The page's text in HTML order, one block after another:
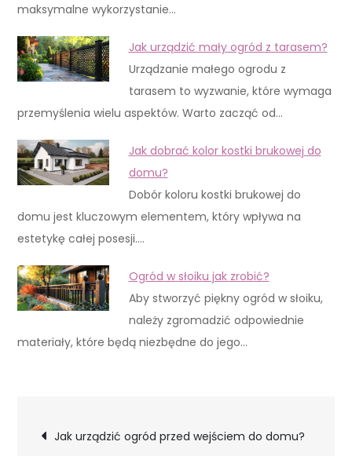
maksymalne wykorzystanie…
Jak urządzić mały ogród z tarasem?
Urządzanie małego ogrodu z
tarasem to wyzwanie, które wymaga
przemyślenia wielu aspektów. Warto zacząć od…
Jak dobrać kolor kostki brukowej do
domu?
Dobór koloru kostki brukowej do
domu jest kluczowym elementem, który wpływa na
estetykę całej posesji.…
Ogród w słoiku jak zrobić?
Aby stworzyć piękny ogród w słoiku,
należy zgromadzić odpowiednie
materiały, które będą niezbędne do jego…
Nawigacja
Jak urządzić ogród przed wejściem do domu?